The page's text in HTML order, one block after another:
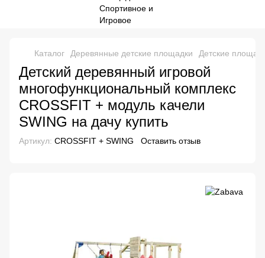
Каталог Деревянные детские площадки Детские
Детский деревянный игровой
многофункциональный комплекс
CROSSFIT + модуль качели
SWING на дачу купить
Артикул: CROSSFIT + SWING Оставить отзыв